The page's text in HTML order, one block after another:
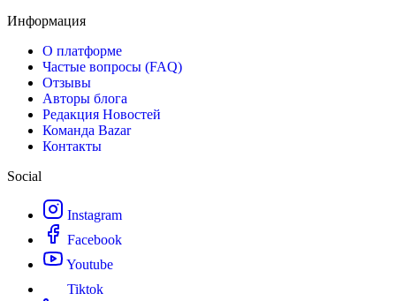
Информация
О платформе
Частые вопросы (FAQ)
Отзывы
Авторы блога
Редакция Новостей
Команда Bazar
Контакты
Social
Instagram
Facebook
Youtube
Tiktok